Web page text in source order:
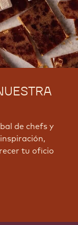
de chefs y
tu oficio